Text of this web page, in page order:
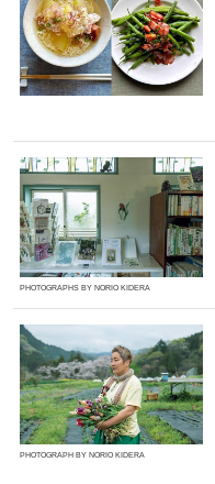
PHOTOGRAPHS BY NORIO KIDERA
PHOTOGRAPH BY NORIO KIDERA